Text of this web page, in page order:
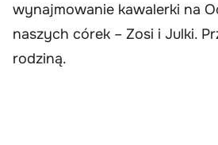
wynajmowanie kawalerki na
naszych córek – Zosi i Julki.
rodziną.